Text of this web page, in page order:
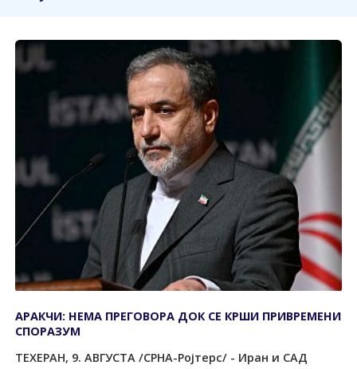
АРАКЧИ: НЕМА ПРЕГОВОРА ДОК СЕ КРШИ ПРИВРЕМЕНИ
СПОРАЗУМ
ТЕХЕРАН, 9. АВГУСТА /СРНА-Ројтерс/ - Иран и САД